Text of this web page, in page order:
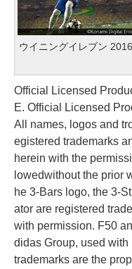
ウイニングイレブン 2016
Official Licensed
E. Official Licensed
All names, logos and
egistered trademarks
herein with the
lowedwithout the prior
he 3-Bars logo, the 3-
ator are registered
with permission. F50
didas Group, used
trademarks are the